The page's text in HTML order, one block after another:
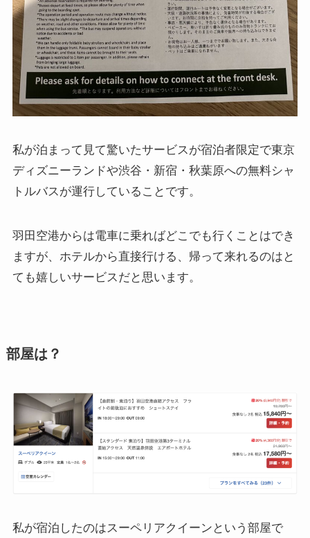
私が泊まって見て驚いたサービスが宿泊者限定で東京
ディズニーランドや渋谷・新宿・秋葉原への無料シャ
トルバスが運行していることです。
羽田空港からは電車に乗ればどこでも行くことはでき
ますが、ホテルから直接行ける、帰って来れるのはと
ても嬉しいサービスだと思います。
部屋は？
私が宿泊したのはスーペリアクイーンという部屋で